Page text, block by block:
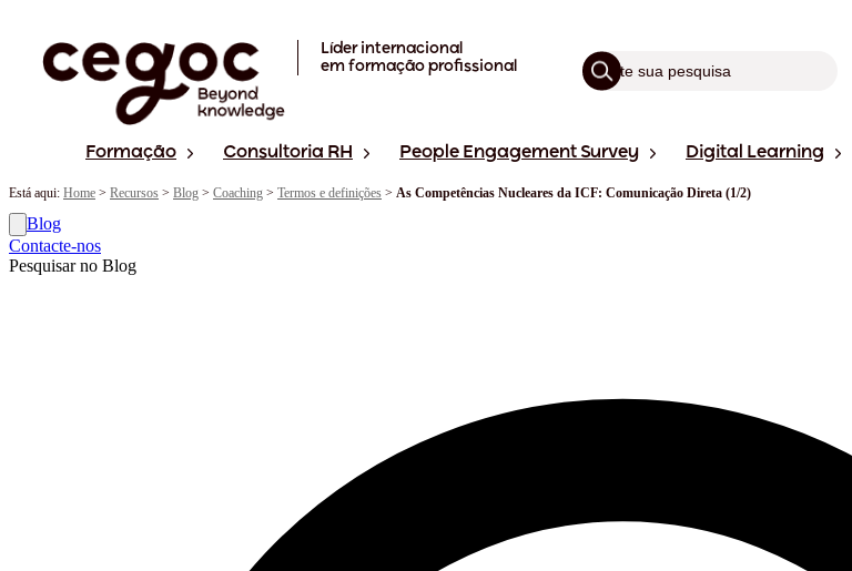
Líder internacional
em formação profissional
Formação Consultoria RH People Engagement Survey Digital Learning
Está aqui: Home > Recursos > Blog > Coaching > Termos e definições > As Competências Nucleares da ICF: Comunicação Direta (1/2)
Blog
Contacte-nos
Pesquisar no Blog